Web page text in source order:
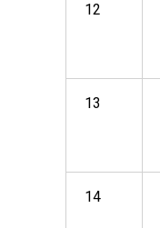
12
13
14